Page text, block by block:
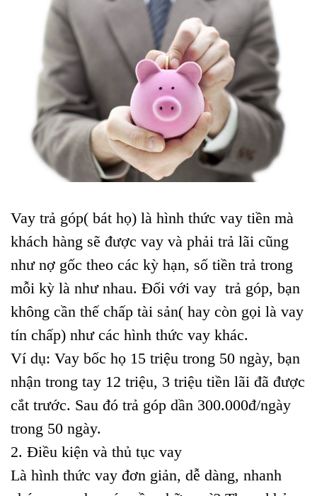
Vay trả góp( bát họ) là hình thức vay tiền mà
khách hàng sẽ được vay và phải trả lãi cũng
như nợ gốc theo các kỳ hạn, số tiền trả trong
mỗi kỳ là như nhau. Đối với vay trả góp, bạn
không cần thế chấp tài sản( hay còn gọi là vay
tín chấp) như các hình thức vay khác.
Ví dụ: Vay bốc họ 15 triệu trong 50 ngày, bạn
nhận trong tay 12 triệu, 3 triệu tiền lãi đã được
cắt trước. Sau đó trả góp dần 300.000đ/ngày
trong 50 ngày.
2. Điều kiện và thủ tục vay
Là hình thức vay đơn giản, dễ dàng, nhanh